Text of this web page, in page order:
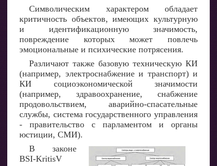
Символическим характером обладает
критичность объектов, имеющих культурную
и идентификационную значимость,
повреждение которых может повлечь
эмоциональные и психические потрясения.
Различают также базовую техническую КИ
(например, электроснабжение и транспорт) и
КИ социоэкономической значимости
(например, здравоохранение, снабжение
продовольствием, аварийно-спасательные
службы, система государственного управления
- правительство с парламентом и органы
юстиции, СМИ).
В законе
BSI-KritisV